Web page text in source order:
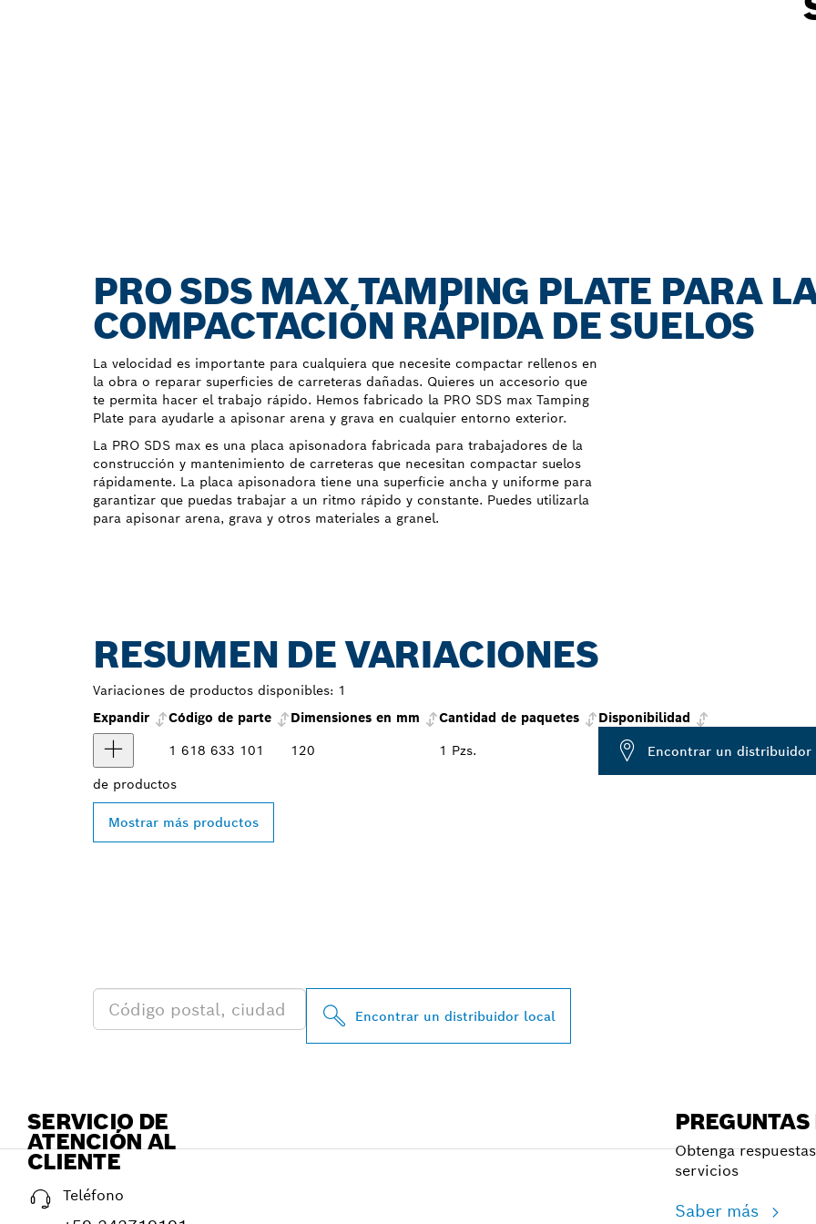
PRO SDS MAX TAMPING PLATE PARA
COMPACTACIÓN RÁPIDA DE SUELOS
La velocidad es importante para cualquiera que necesite compactar rellenos en
la obra o reparar superficies de carreteras dañadas. Quieres un accesorio que
te permita hacer el trabajo rápido. Hemos fabricado la PRO SDS max Tamping
Plate para ayudarle a apisonar arena y grava en cualquier entorno exterior.
La PRO SDS max es una placa apisonadora fabricada para trabajadores de la
construcción y mantenimiento de carreteras que necesitan compactar suelos
rápidamente. La placa apisonadora tiene una superficie ancha y uniforme para
garantizar que puedas trabajar a un ritmo rápido y constante. Puedes utilizarla
para apisonar arena, grava y otros materiales a granel.
RESUMEN DE VARIACIONES
Variaciones de productos disponibles: 1
Expandir
Código de parte Dimensiones en mm Cantidad de paquetes
Disponibilidad
1 618 633 101
120 1 Pzs. Encontrar un distribuidor
de productos
Mostrar más productos
Encontrar un distribuidor local
SERVICIO DE
ATENCIÓN AL
CLIENTE
Teléfono
Obtenga
servicios
Saber más